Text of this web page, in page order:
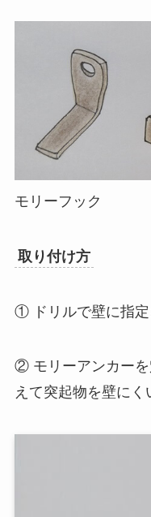
モリーフック
取り付け方
① ドリルで壁に指定
② モリーアンカーを
えて突起物を壁にく